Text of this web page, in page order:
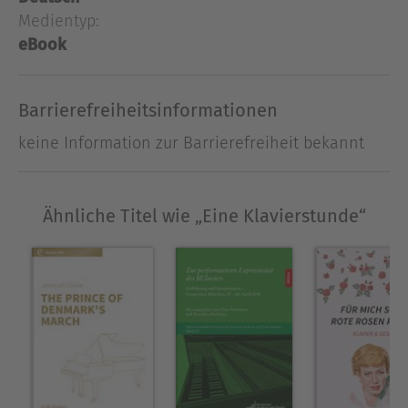
Klavierlehrer glücklich und befriedigt sein, dass
wir mit Recht der "holden Kunst" - Musik - dienen
Ausblenden
Medientyp:
eBook
Barrierefreiheitsinformationen
keine Information zur Barrierefreiheit bekannt
Ähnliche Titel wie „Eine Klavierstunde“